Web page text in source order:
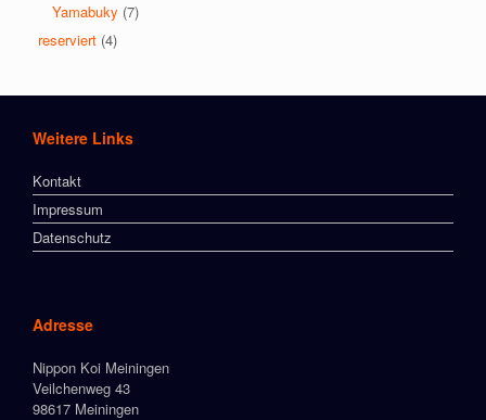
Yamabuky (7)
reserviert (4)
Weitere Links
Kontakt
Impressum
Datenschutz
Adresse
Nippon Koi Meiningen
Veilchenweg 43
98617 Meiningen